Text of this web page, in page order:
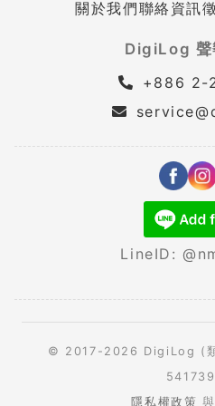
關於我們聯絡資訊
DigiLog 聲
+886 2-
LineID:
© 2017-2026 DigiLog (類
隱私權政策 與